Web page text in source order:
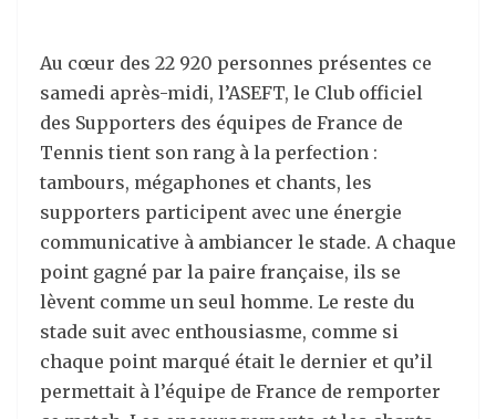
Au cœur des 22 920 personnes présentes ce
samedi après-midi, l’ASEFT, le Club officiel
des Supporters des équipes de France de
Tennis tient son rang à la perfection :
tambours, mégaphones et chants, les
supporters participent avec une énergie
communicative à ambiancer le stade. A chaque
point gagné par la paire française, ils se
lèvent comme un seul homme. Le reste du
stade suit avec enthousiasme, comme si
chaque point marqué était le dernier et qu’il
permettait à l’équipe de France de remporter